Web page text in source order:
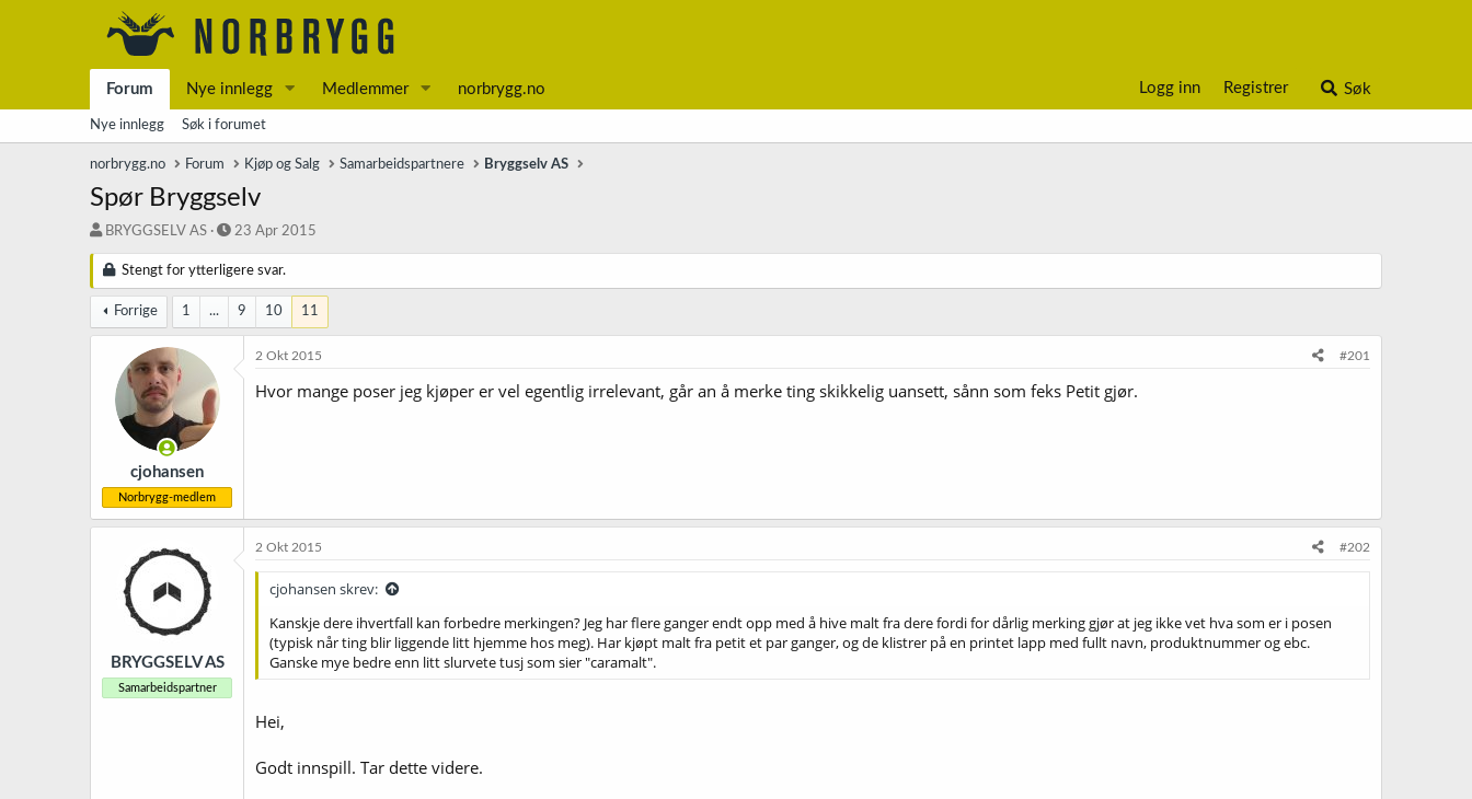
Forum Nye innlegg Medlemmer norbrygg.no Logg inn Registrer Søk
Nye innlegg Søk i forumet
norbrygg.no Forum Kjøp og Salg Samarbeidspartnere Bryggselv AS
Spør Bryggselv
T
å
d
s
t
BRYGGSELV AS
S
a
r
t
d
23 Apr 2015
Stengt for ytterligere svar.
Forrige 1 ... 9 10 11
cjohansen
Norbrygg-medlem
2 Okt 2015 #201
Hvor mange poser jeg kjøper er vel egentlig irrelevant, går an å merke ting skikkelig uansett, sånn som feks Petit gjør.
BRYGGSELV AS
Samarbeidspartner
2 Okt 2015 #202
cjohansen skrev:
Kanskje dere ihvertfall kan forbedre merkingen? Jeg har flere ganger endt opp med å hive malt fra dere fordi for dårlig merking gjør at jeg ikke vet hva som er i posen
(typisk når ting blir liggende litt hjemme hos meg). Har kjøpt malt fra petit et par ganger, og de klistrer på en printet lapp med fullt navn, produktnummer og ebc.
Ganske mye bedre enn litt slurvete tusj som sier "caramalt".
Hei,
Godt innspill. Tar dette videre.